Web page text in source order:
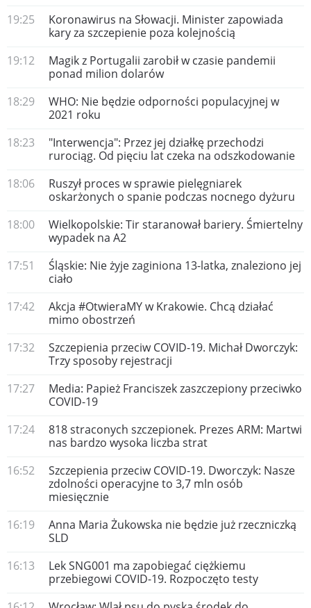
19:25
Koronawirus na Słowacji. Minister zapowiada
kary za szczepienie poza kolejnością
19:12
Magik z Portugalii zarobił w czasie pandemii
ponad milion dolarów
18:29
WHO: Nie będzie odporności populacyjnej w
2021 roku
18:23
"Interwencja": Przez jej działkę przechodzi
rurociąg. Od pięciu lat czeka na odszkodowanie
18:06
Ruszył proces w sprawie pielęgniarek
oskarżonych o spanie podczas nocnego dyżuru
18:00
Wielkopolskie: Tir staranował bariery. Śmiertelny
wypadek na A2
17:51
Śląskie: Nie żyje zaginiona 13-latka, znaleziono jej
ciało
17:42
Akcja #OtwieraMY w Krakowie. Chcą działać
mimo obostrzeń
17:32
Szczepienia przeciw COVID-19. Michał Dworczyk:
Trzy sposoby rejestracji
17:27
Media: Papież Franciszek zaszczepiony przeciwko
COVID-19
17:24
818 straconych szczepionek. Prezes ARM: Martwi
nas bardzo wysoka liczba strat
16:52
Szczepienia przeciw COVID-19. Dworczyk: Nasze
zdolności operacyjne to 3,7 mln osób
miesięcznie
16:19
Anna Maria Żukowska nie będzie już rzeczniczką
SLD
16:13
Lek SNG001 ma zapobiegać ciężkiemu
przebiegowi COVID-19. Rozpoczęto testy